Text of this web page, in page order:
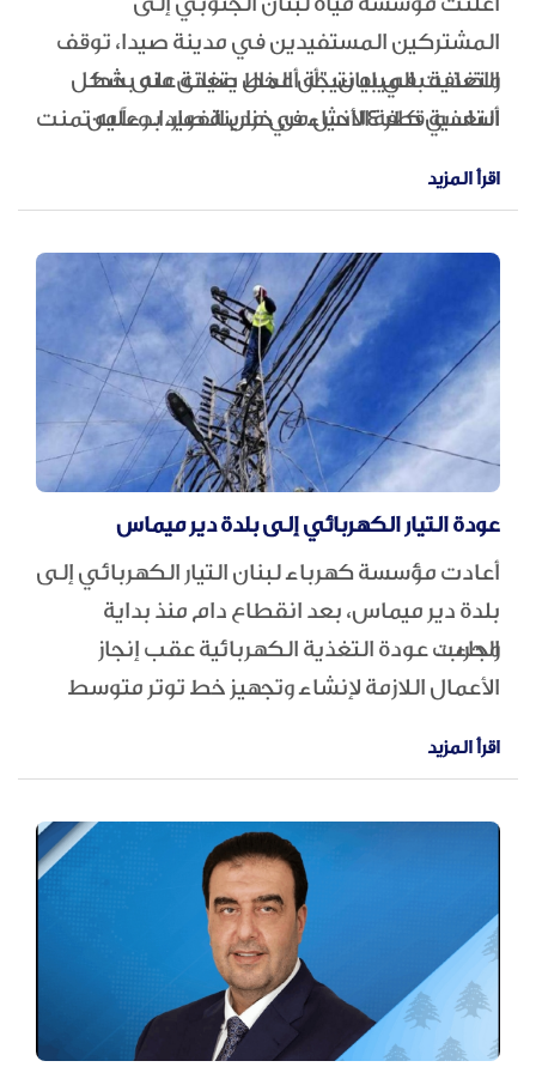
المشتركين المستفيدين في مدينة صيدا، توقف
التغذية بالمياه نتيجة أعمال صيانة على خط
التغذية قطر ١٤ انش من خزان الفوار، بدءاً من
ظهراً.
واضافت في بيان: "أن الخط يتغذى منه بشكل
أساسي كافة الأحياء في مدينة صيدا. وعليه تمنت
وتقنينه الى الحد الاقصى الى حين الانتهاء من
اقرأ المزيد
عودة التيار الكهربائي إلى بلدة دير ميماس
أعادت مؤسسة كهرباء لبنان التيار الكهربائي إلى
بلدة دير ميماس، بعد انقطاع دام منذ بداية
الحرب.
وجاءت عودة التغذية الكهربائية عقب إنجاز
الأعمال اللازمة لإنشاء وتجهيز خط توتر متوسط
الكهرباء إلى الأهالي بعد فترة طويلة من
اقرأ المزيد